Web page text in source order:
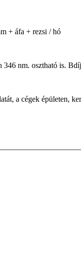
+ áfa + rezsi / hó
nm. osztható is.
a cégek épületen,